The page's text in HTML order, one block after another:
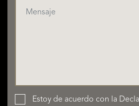
Estoy de acuerdo con la